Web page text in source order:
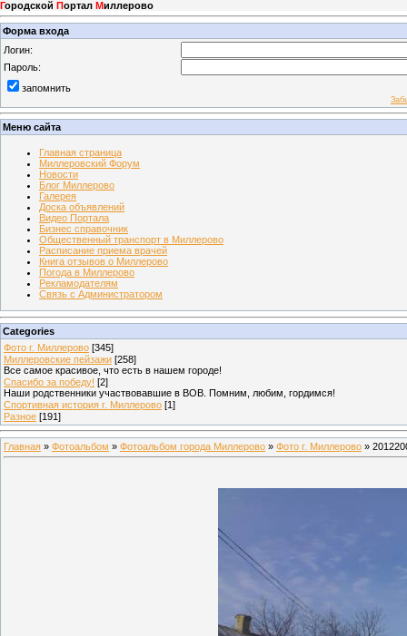
Городской Портал Миллерово
Форма входа
Логин:
Пароль:
запомнить
Меню сайта
Главная страница
Миллеровский Форум
Новости
Блог Миллерово
Галерея
Доска объявлений
Видео Портала
Бизнес справочник
Общественный транспорт в Миллерово
Расписание приема врачей
Книга отзывов о Миллерово
Погода в Миллерово
Рекламодателям
Связь с Администратором
Categories
Фото г. Миллерово [345]
Миллеровские пейзажи [258]
Все самое красивое, что есть в нашем городе!
Спасибо за победу! [2]
Наши родственники участвовавшие в ВОВ. Помним, любим, гордимся!
Спортивная история г. Миллерово [1]
Разное [191]
Главная » Фотоальбом » Фотоальбом города Миллерово » Фото г. Миллерово »